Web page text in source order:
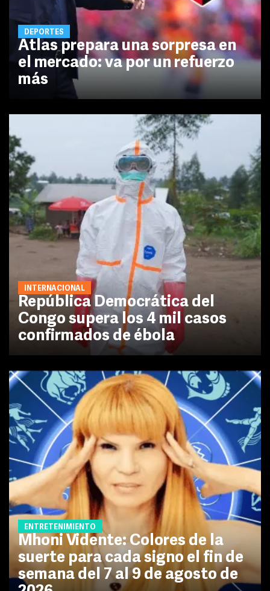
DEPORTES
Atlas prepara una sorpresa en
el mercado: va por un refuerzo
más
INTERNACIONAL
República Democrática del
Congo supera los 4 mil casos
confirmados de ébola
ENTRETENIMIENTO
Mhoni Vidente: Colores de la
suerte para cada signo el fin de
semana del 7 al 9 de agosto de